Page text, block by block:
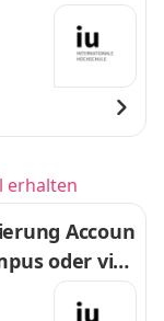
erhalten
Accoun
oder virt